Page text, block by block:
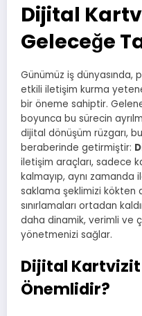
Dijital
Geleceğe
Günümüz iş
etkili iletişim kurma
bir öneme sahiptir.
boyunca bu sürecin
dijital dönüşüm rüzgarı,
beraberinde getirmiştir:
iletişim araçları, sadece
kalmayıp, aynı
saklama şeklimizi kökten
sınırlamaları ortadan
daha dinamik, verimli ve
yönetmenizi sağlar.
Dijital Kartvizit
Önemlidir?